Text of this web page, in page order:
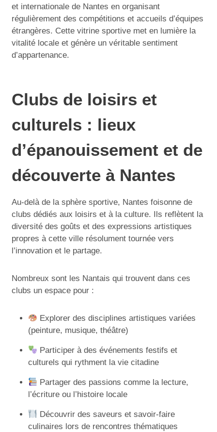
et internationale de Nantes en organisant
régulièrement des compétitions et accueils d’équipes
étrangères. Cette vitrine sportive met en lumière la
vitalité locale et génère un véritable sentiment
d’appartenance.
Clubs de loisirs et
culturels : lieux
d’épanouissement et de
découverte à Nantes
Au-delà de la sphère sportive, Nantes foisonne de
clubs dédiés aux loisirs et à la culture. Ils reflètent la
diversité des goûts et des expressions artistiques
propres à cette ville résolument tournée vers
l’innovation et le partage.
Nombreux sont les Nantais qui trouvent dans ces
clubs un espace pour :
Explorer des disciplines artistiques variées
(peinture, musique, théâtre)
Participer à des événements festifs et
culturels qui rythment la vie citadine
Partager des passions comme la lecture,
l’écriture ou l’histoire locale
Découvrir des saveurs et savoir-faire
culinaires lors de rencontres thématiques